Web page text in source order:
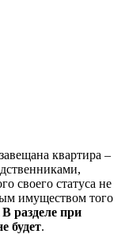
квартира –
своего статуса не
имуществом того
В разделе при
будет.